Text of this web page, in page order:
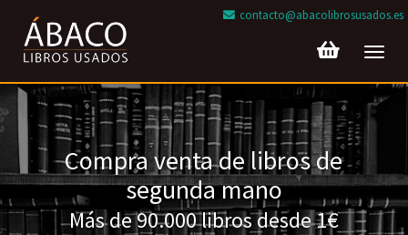
contacto@abacolibrosusados.es
Compra venta de libros de
segunda mano
Más de 90.000 libros desde 1€